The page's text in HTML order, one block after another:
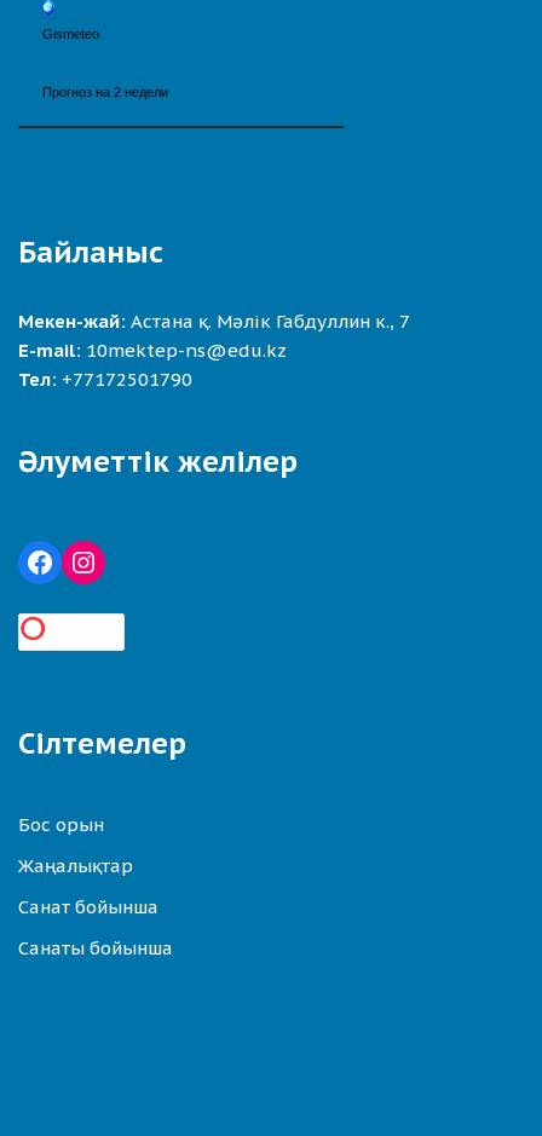
Байланыс
Мекен-жай: Астана қ. Мәлік Габдуллин к., 7
E-mail: 10mektep-ns@edu.kz
Тел: +77172501790
Әлуметтік желілер
Сілтемелер
Бос орын
Жаңалықтар
Санат бойынша
Санаты бойынша